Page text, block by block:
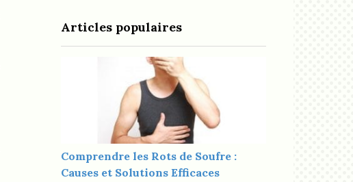
Articles populaires
Comprendre les Rots de Soufre :
Causes et Solutions Efficaces